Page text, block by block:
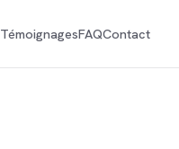
TémoignagesFAQContact